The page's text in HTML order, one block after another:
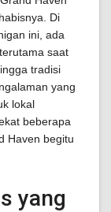
Di
ini, ada
saat
tradisi
yang
lokal
beberapa
Haven begitu
yang